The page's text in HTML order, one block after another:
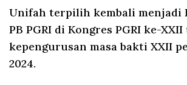
Unifah terpilih kembali menjadi
PB PGRI di Kongres PGRI ke-
kepengurusan masa bakti XXII
2024.